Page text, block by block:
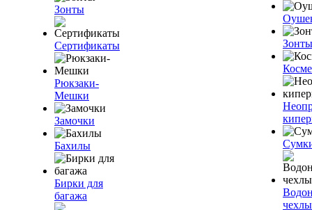
Зонты
Сертификаты
Рюкзаки-
Мешки
Замочки
Бахилы
Бирки для
багажа
Зонты